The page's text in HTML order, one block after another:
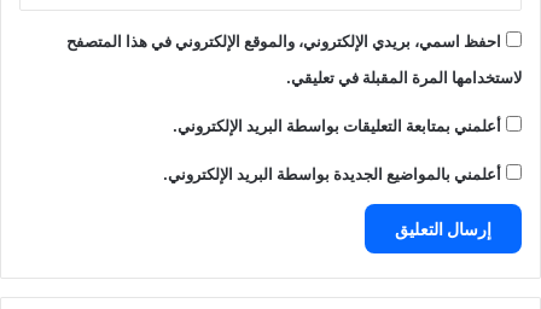
احفظ اسمي، بريدي الإلكتروني، والموقع الإلكتروني في هذا المتصفح
لاستخدامها المرة المقبلة في تعليقي.
أعلمني بمتابعة التعليقات بواسطة البريد الإلكتروني.
أعلمني بالمواضيع الجديدة بواسطة البريد الإلكتروني.